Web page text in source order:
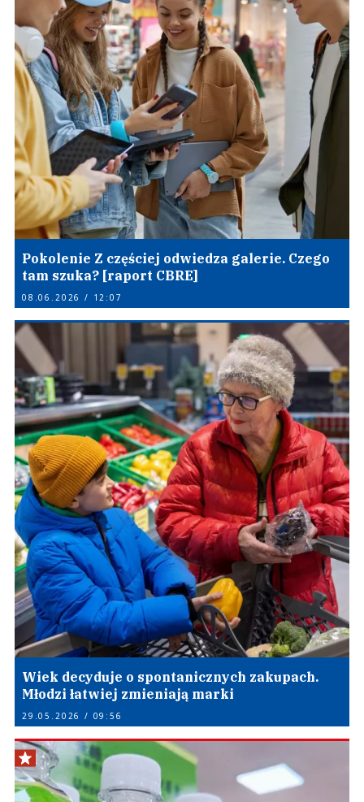
Pokolenie Z częściej odwiedza galerie. Czego
tam szuka? [raport CBRE]
08.06.2026 / 12:07
Wiek decyduje o spontanicznych zakupach.
Młodzi łatwiej zmieniają marki
29.05.2026 / 09:56